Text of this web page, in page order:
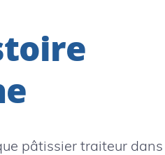
pâtissier traiteur dans